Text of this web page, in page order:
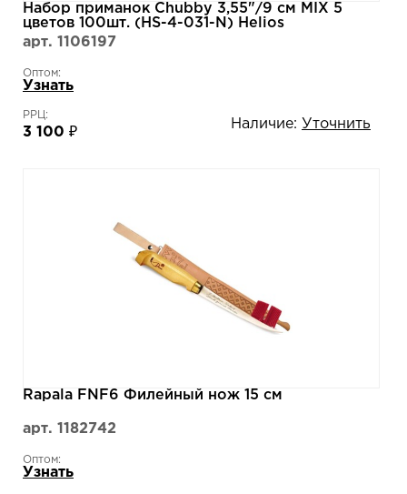
Набор приманок Chubby 3,55"/9 см MIX 5
цветов 100шт. (HS-4-031-N) Helios
арт. 1106197
Оптом:
Узнать
РРЦ:
3 100 ₽
Наличие: Уточнить
Rapala FNF6 Филейный нож 15 см
арт. 1182742
Оптом:
Узнать